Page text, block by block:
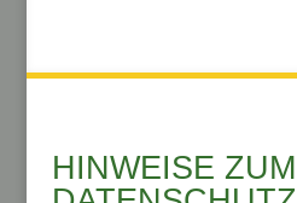
HINWEISE ZUM